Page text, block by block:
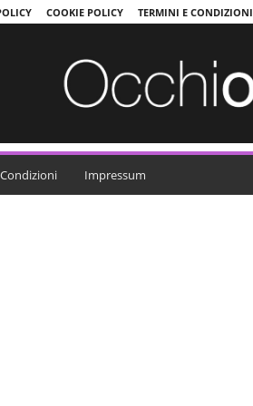
COOKIE POLICY TERMINI E CONDIZIONI
Impressum